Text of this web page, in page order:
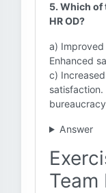
5. Which of
HR OD?
a)
Enhanced
c)
Answer